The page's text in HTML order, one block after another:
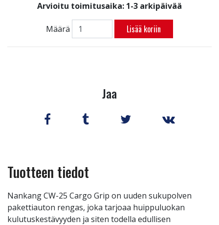
Arvioitu toimitusaika: 1-3 arkipäivää
Määrä Lisää koriin
Jaa
Tuotteen tiedot
Nankang CW-25 Cargo Grip on uuden sukupolven
pakettiauton rengas, joka tarjoaa huippuluokan
kulutuskestävyyden ja siten todella edullisen